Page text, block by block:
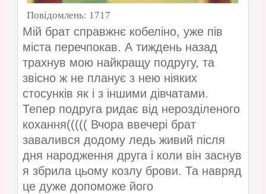
Повідомлень: 1717
Мій брат справжнє кобеліно, уже пів
міста перечпокав. А тиждень назад
трахнув мою найкращу подругу, та
звісно ж не планує з нею ніяких
стосунків як і з іншими дівчатами.
Тепер подруга ридає від нерозділеного
кохання((((( Вчора ввечері брат
завалився додому ледь живий після
дня народження друга і коли він заснув
я збрила цьому козлу брови. Та навряд
це дуже допоможе його